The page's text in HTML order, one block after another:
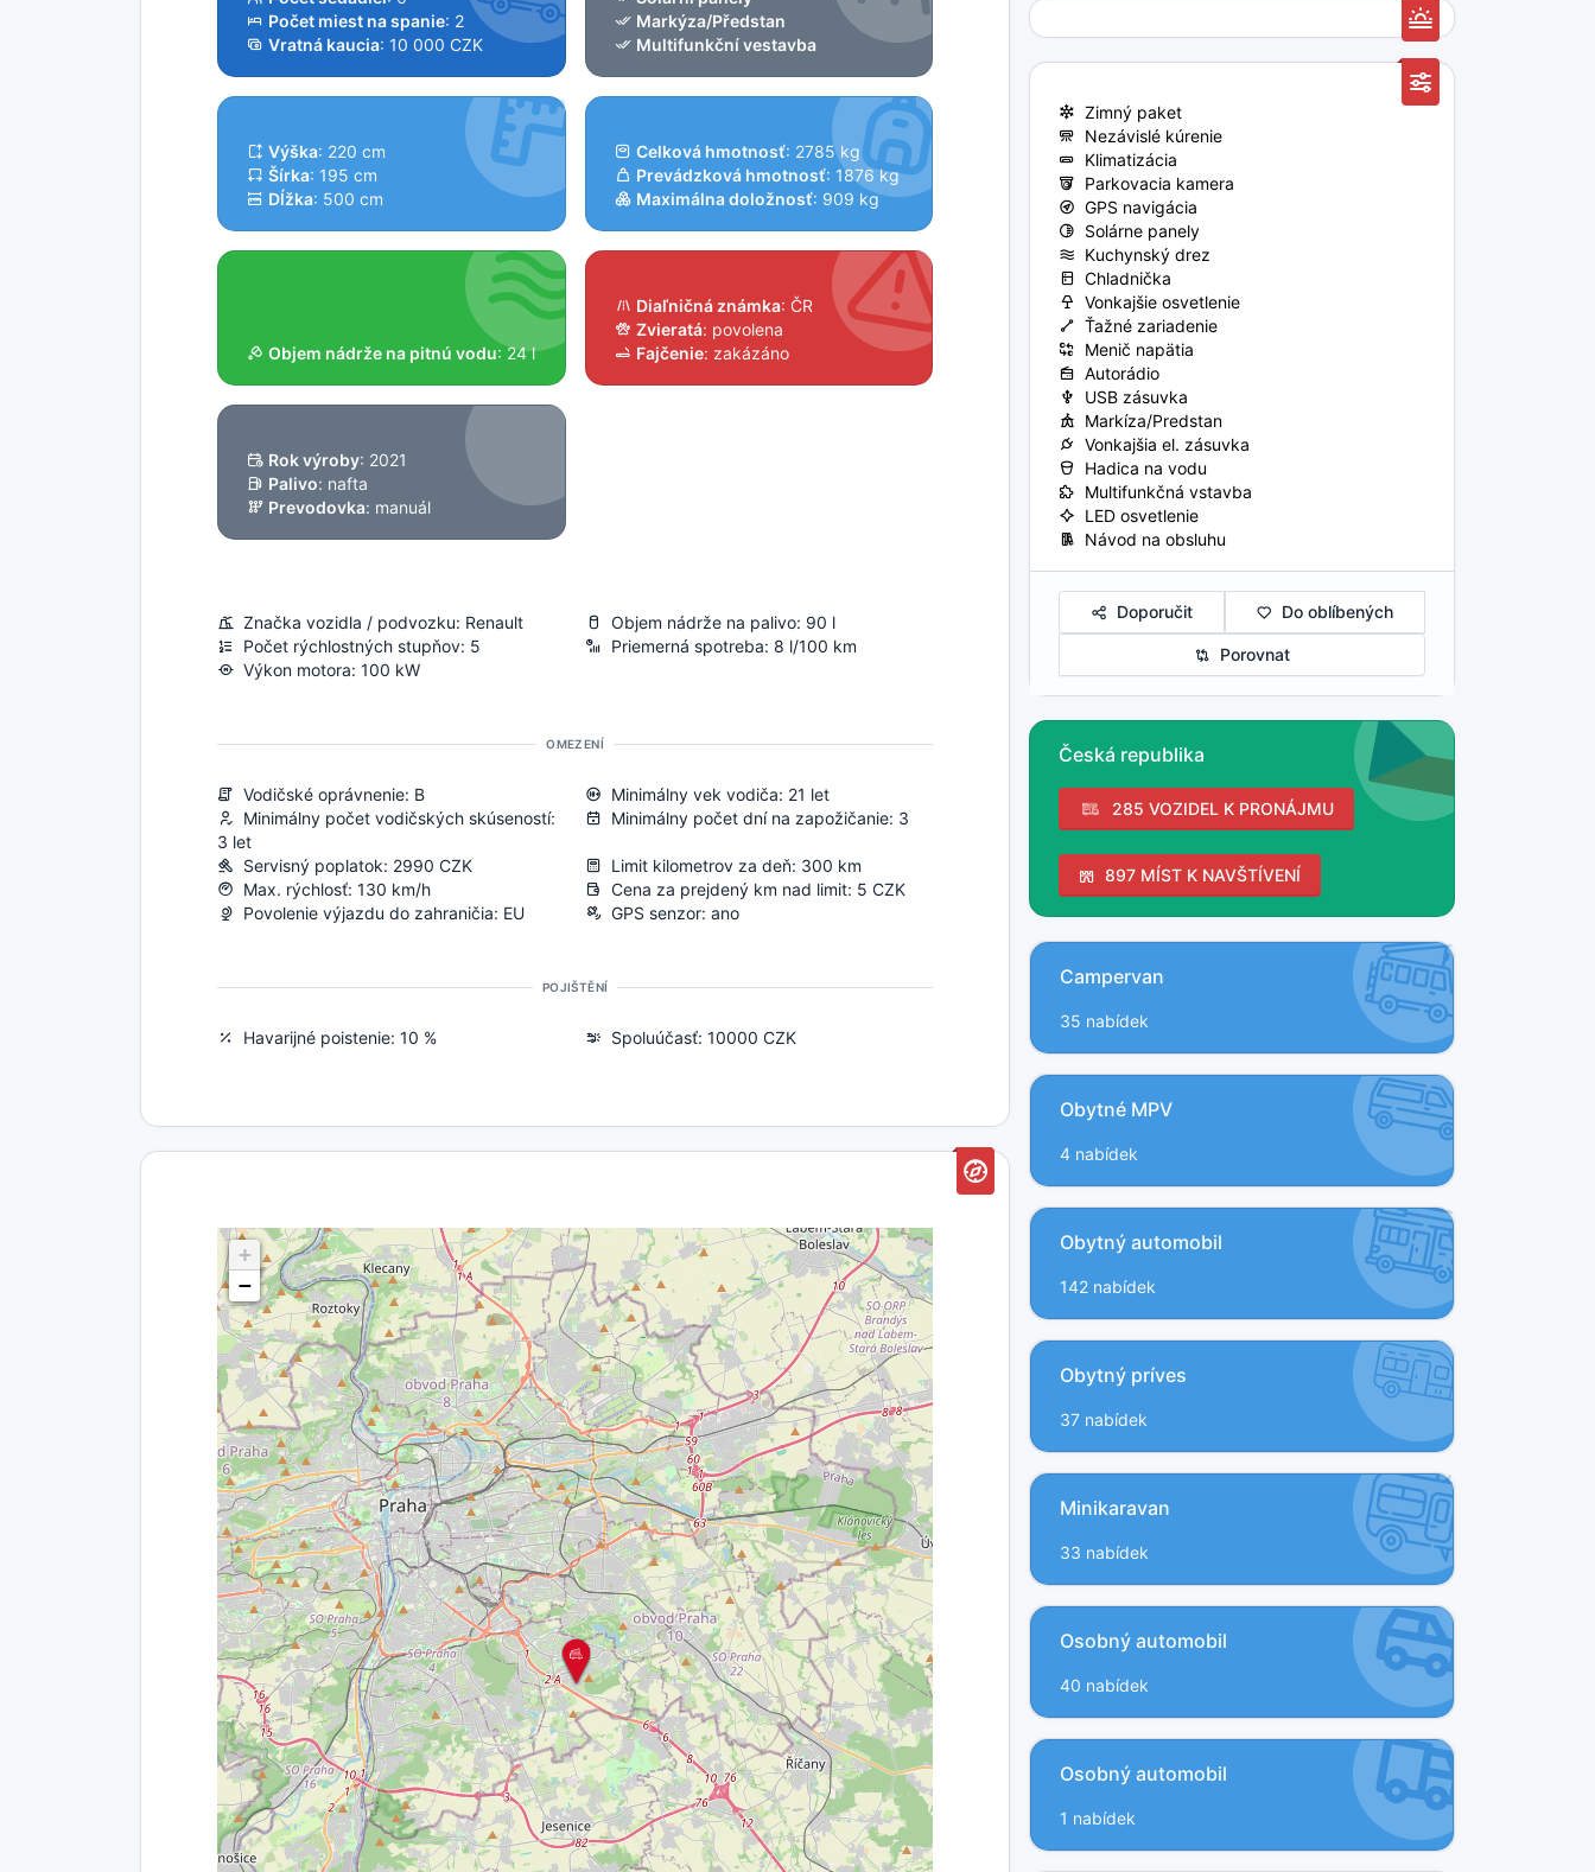
Počet miest na spanie: 2
Vratná kaucia: 10 000 CZK
Markýza/Předstan
Multifunkční vestavba
Výška: 220 cm
Šírka: 195 cm
Dĺžka: 500 cm
Celková hmotnosť: 2785 kg
Prevádzková hmotnosť: 1876 kg
Maximálna doložnosť: 909 kg
Objem nádrže na pitnú vodu: 24 l
Diaľničná známka: ČR
Zvieratá: povolena
Fajčenie: zakázáno
Rok výroby: 2021
Palivo: nafta
Prevodovka: manuál
Značka vozidla / podvozku: Renault
Objem nádrže na palivo: 90 l
Počet rýchlostných stupňov: 5
Priemerná spotreba: 8 l/100 km
Výkon motora: 100 kW
OMEZENÍ
Vodičské oprávnenie: B
Minimálny vek vodiča: 21 let
Minimálny počet vodičských skúseností:
3 let
Minimálny počet dní na zapožičanie: 3
Servisný poplatok: 2990 CZK
Limit kilometrov za deň: 300 km
Max. rýchlosť: 130 km/h
Cena za prejdený km nad limit: 5 CZK
Povolenie výjazdu do zahraničia: EU
GPS senzor: ano
POJIŠTĚNÍ
Havarijné poistenie: 10 % Spoluúčasť: 10000 CZK
+
−
Zimný paket
Nezávislé kúrenie
Klimatizácia
Parkovacia kamera
GPS navigácia
Solárne panely
Kuchynský drez
Chladnička
Vonkajšie osvetlenie
Ťažné zariadenie
Menič napätia
Autorádio
USB zásuvka
Markíza/Predstan
Vonkajšia el. zásuvka
Hadica na vodu
Multifunkčná vstavba
LED osvetlenie
Návod na obsluhu
Doporučit Do oblíbených
Porovnat
Česká republika
285 VOZIDEL K PRONÁJMU
897 MÍST K NAVŠTÍVENÍ
Campervan
35 nabídek
Obytné MPV
4 nabídek
Obytný automobil
142 nabídek
Obytný príves
37 nabídek
Minikaravan
33 nabídek
Osobný automobil
40 nabídek
Osobný automobil
1 nabídek